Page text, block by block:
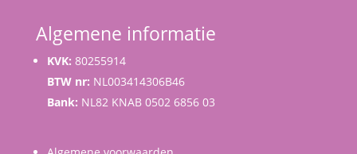
Algemene informatie
KVK: 80255914
BTW nr: NL003414306B46
Bank: NL82 KNAB 0502 6856 03